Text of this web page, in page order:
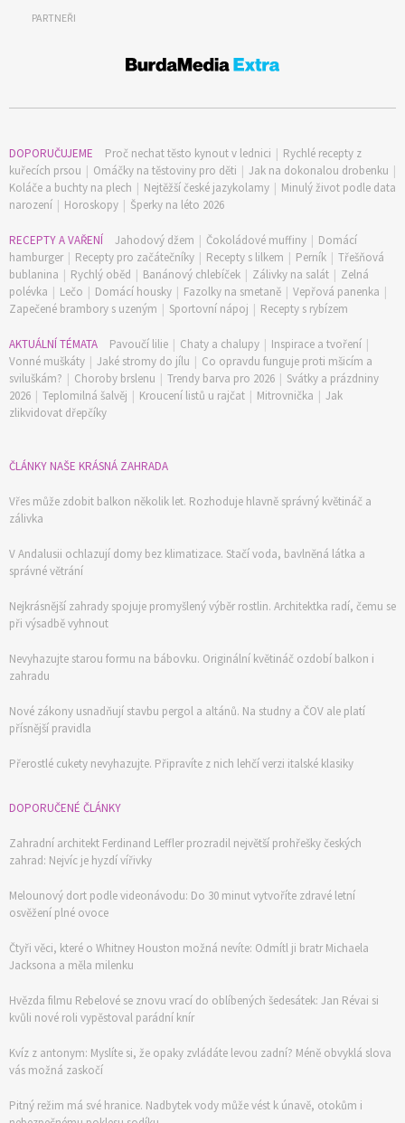
PARTNEŘI
DOPORUČUJEME Proč nechat těsto kynout v lednici | Rychlé recepty z
kuřecích prsou | Omáčky na těstoviny pro děti | Jak na dokonalou drobenku |
Koláče a buchty na plech | Nejtěžší české jazykolamy | Minulý život podle data
narození | Horoskopy | Šperky na léto 2026
RECEPTY A VAŘENÍ Jahodový džem | Čokoládové muffiny | Domácí
hamburger | Recepty pro začátečníky | Recepty s lilkem | Perník | Třešňová
bublanina | Rychlý oběd | Banánový chlebíček | Zálivky na salát | Zelná
polévka | Lečo | Domácí housky | Fazolky na smetaně | Vepřová panenka |
Zapečené brambory s uzeným | Sportovní nápoj | Recepty s rybízem
AKTUÁLNÍ TÉMATA Pavoučí lilie | Chaty a chalupy | Inspirace a tvoření |
Vonné muškáty | Jaké stromy do jílu | Co opravdu funguje proti mšicím a
sviluškám? | Choroby brslenu | Trendy barva pro 2026 | Svátky a prázdniny
2026 | Teplomilná šalvěj | Kroucení listů u rajčat | Mitrovnička | Jak
zlikvidovat dřepčíky
ČLÁNKY NAŠE KRÁSNÁ ZAHRADA
Vřes může zdobit balkon několik let. Rozhoduje hlavně správný květináč a
zálivka
V Andalusii ochlazují domy bez klimatizace. Stačí voda, bavlněná látka a
správné větrání
Nejkrásnější zahrady spojuje promyšlený výběr rostlin. Architektka radí, čemu se
při výsadbě vyhnout
Nevyhazujte starou formu na bábovku. Originální květináč ozdobí balkon i
zahradu
Nové zákony usnadňují stavbu pergol a altánů. Na studny a ČOV ale platí
přísnější pravidla
Přerostlé cukety nevyhazujte. Připravíte z nich lehčí verzi italské klasiky
DOPORUČENÉ ČLÁNKY
Zahradní architekt Ferdinand Leffler prozradil největší prohřešky českých
zahrad: Nejvíc je hyzdí vířivky
Melounový dort podle videonávodu: Do 30 minut vytvoříte zdravé letní
osvěžení plné ovoce
Čtyři věci, které o Whitney Houston možná nevíte: Odmítl ji bratr Michaela
Jacksona a měla milenku
Hvězda filmu Rebelové se znovu vrací do oblíbených šedesátek: Jan Révai si
kvůli nové roli vypěstoval parádní knír
Kvíz z antonym: Myslíte si, že opaky zvládáte levou zadní? Méně obvyklá slova
vás možná zaskočí
Pitný režim má své hranice. Nadbytek vody může vést k únavě, otokům i